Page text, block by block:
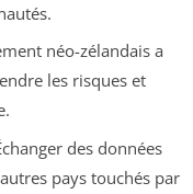
néo-zélandais a
les risques et
des données
pays touchés par